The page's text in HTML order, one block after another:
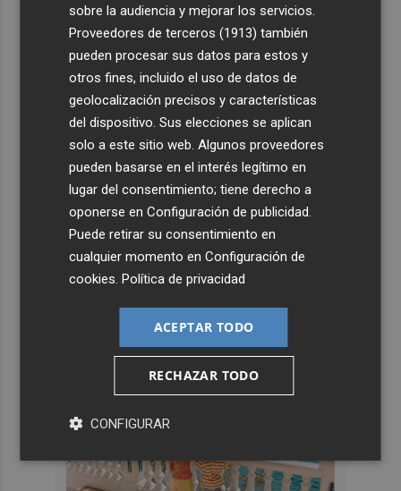
sobre la audiencia y mejorar los servicios.
Proveedores de terceros (1913) también
pueden procesar sus datos para estos y
otros fines, incluido el uso de datos de
geolocalización precisos y características
del dispositivo. Sus elecciones se aplican
solo a este sitio web. Algunos proveedores
pueden basarse en el interés legítimo en
lugar del consentimiento; tiene derecho a
oponerse enConfiguración de publicidad.
Puede retirar su consentimiento en
cualquier momento enConfiguración de
cookies.Política de privacidad
ACEPTAR TODO
RECHAZAR TODO
CONFIGURAR